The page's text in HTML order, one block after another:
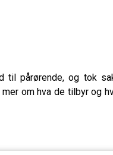
til pårørende, og tok
om hva de tilbyr og